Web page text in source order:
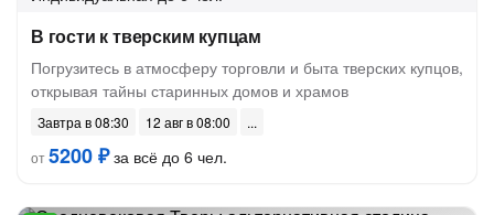
В гости к тверским купцам
Погрузитесь в атмосферу торговли и быта тверских купцов,
открывая тайны старинных домов и храмов
Завтра в 08:30
12 авг в 08:00
от5200 ₽за всё до 6 чел.